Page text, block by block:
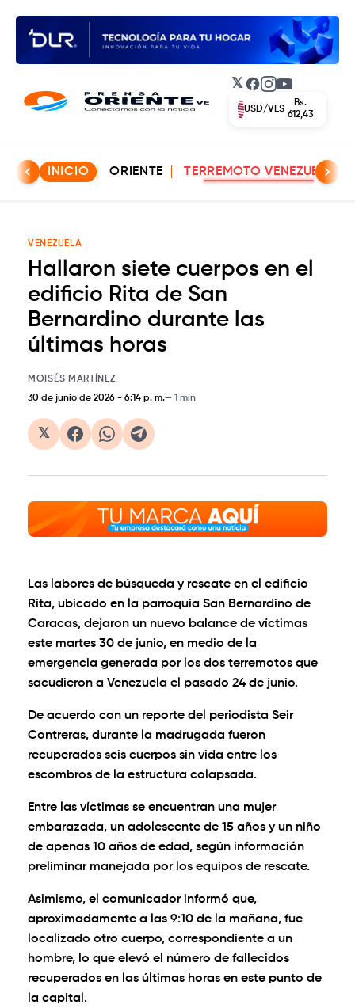
𝕏 Facebook
Instagram
YouTube
USD/VES
Bs.
612,43
INICIO ORIENTE TERREMOTO VENEZUELA
VENEZUELA
Hallaron siete cuerpos en el
edificio Rita de San
Bernardino durante las
últimas horas
MOISÉS MARTÍNEZ
30 de junio de 2026 - 6:14 p. m. 1 min
𝕏
Las labores de búsqueda y rescate en el edificio
Rita, ubicado en la parroquia San Bernardino de
Caracas, dejaron un nuevo balance de víctimas
este martes 30 de junio, en medio de la
emergencia generada por los dos terremotos que
sacudieron a Venezuela el pasado 24 de junio.
De acuerdo con un reporte del periodista Seir
Contreras, durante la madrugada fueron
recuperados seis cuerpos sin vida entre los
escombros de la estructura colapsada.
Entre las víctimas se encuentran una mujer
embarazada, un adolescente de 15 años y un niño
de apenas 10 años de edad, según información
preliminar manejada por los equipos de rescate.
Asimismo, el comunicador informó que,
aproximadamente a las 9:10 de la mañana, fue
localizado otro cuerpo, correspondiente a un
hombre, lo que elevó el número de fallecidos
recuperados en las últimas horas en este punto de
la capital.